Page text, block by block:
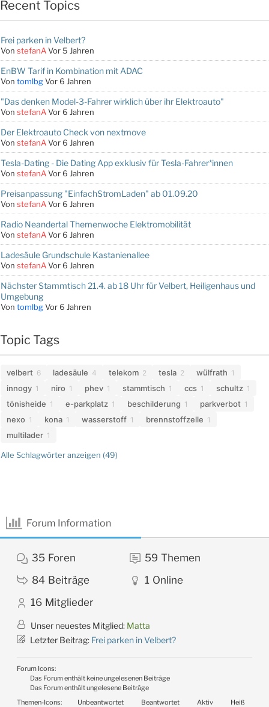
Recent Topics
Frei parken in Velbert?
Von stefanAVor 5 Jahren
EnBW Tarif in Kombination mit ADAC
Von tomlbgVor 6 Jahren
"Das denken Model-3-Fahrer wirklich über ihr Elektroauto"
Von stefanAVor 6 Jahren
Der Elektroauto Check von nextmove
Von stefanAVor 6 Jahren
Tesla-Dating - Die Dating App exklusiv für Tesla-Fahrer*innen
Von stefanAVor 6 Jahren
Preisanpassung "EinfachStromLaden" ab 01.09.20
Von stefanAVor 6 Jahren
Radio Neandertal Themenwoche Elektromobilität
Von stefanAVor 6 Jahren
Ladesäule Grundschule Kastanienallee
Von stefanAVor 6 Jahren
Nächster Stammtisch 21.4. ab 18 Uhr für Velbert, Heiligenhaus und
Umgebung
Von tomlbgVor 6 Jahren
Topic Tags
velbert 6 ladesäule 4 telekom 2 tesla 2 wülfrath 1
innogy 1 niro 1 phev 1 stammtisch 1 ccs 1 schultz 1
tönisheide 1 e-parkplatz 1 beschilderung 1 parkverbot 1
nexo 1 kona 1 wasserstoff 1 brennstoffzelle 1
multilader 1
Alle Schlagwörter anzeigen (49)
Forum Information
35 Foren 59 Themen
84 Beiträge 1 Online
16 Mitglieder
Unser neuestes Mitglied: Matta
Letzter Beitrag: Frei parken in Velbert?
Forum Icons:
Das Forum enthält keine ungelesenen Beiträge
Das Forum enthält ungelesene Beiträge
Themen-Icons:
Unbeantwortet Beantwortet Aktiv
Heiß